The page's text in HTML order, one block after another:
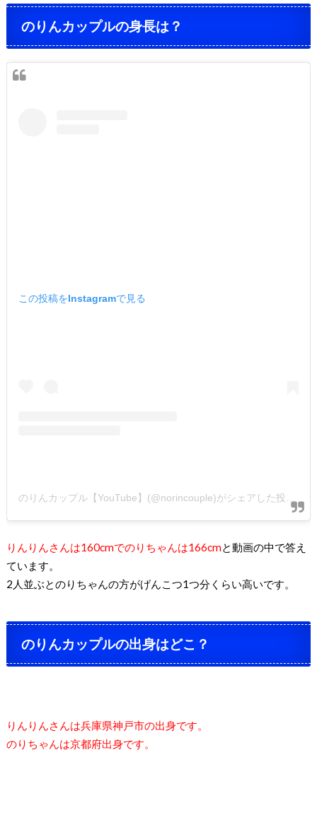
のりんカップルの身長は？
この投稿をInstagramで見る
りんりんさんは160cmでのりちゃんは166cmと動画の中で答え
ています。
2人並ぶとのりちゃんの方がげんこつ1つ分くらい高いです。
のりんカップルの出身はどこ？
りんりんさんは兵庫県神戸市の出身です。
のりちゃんは京都府出身です。